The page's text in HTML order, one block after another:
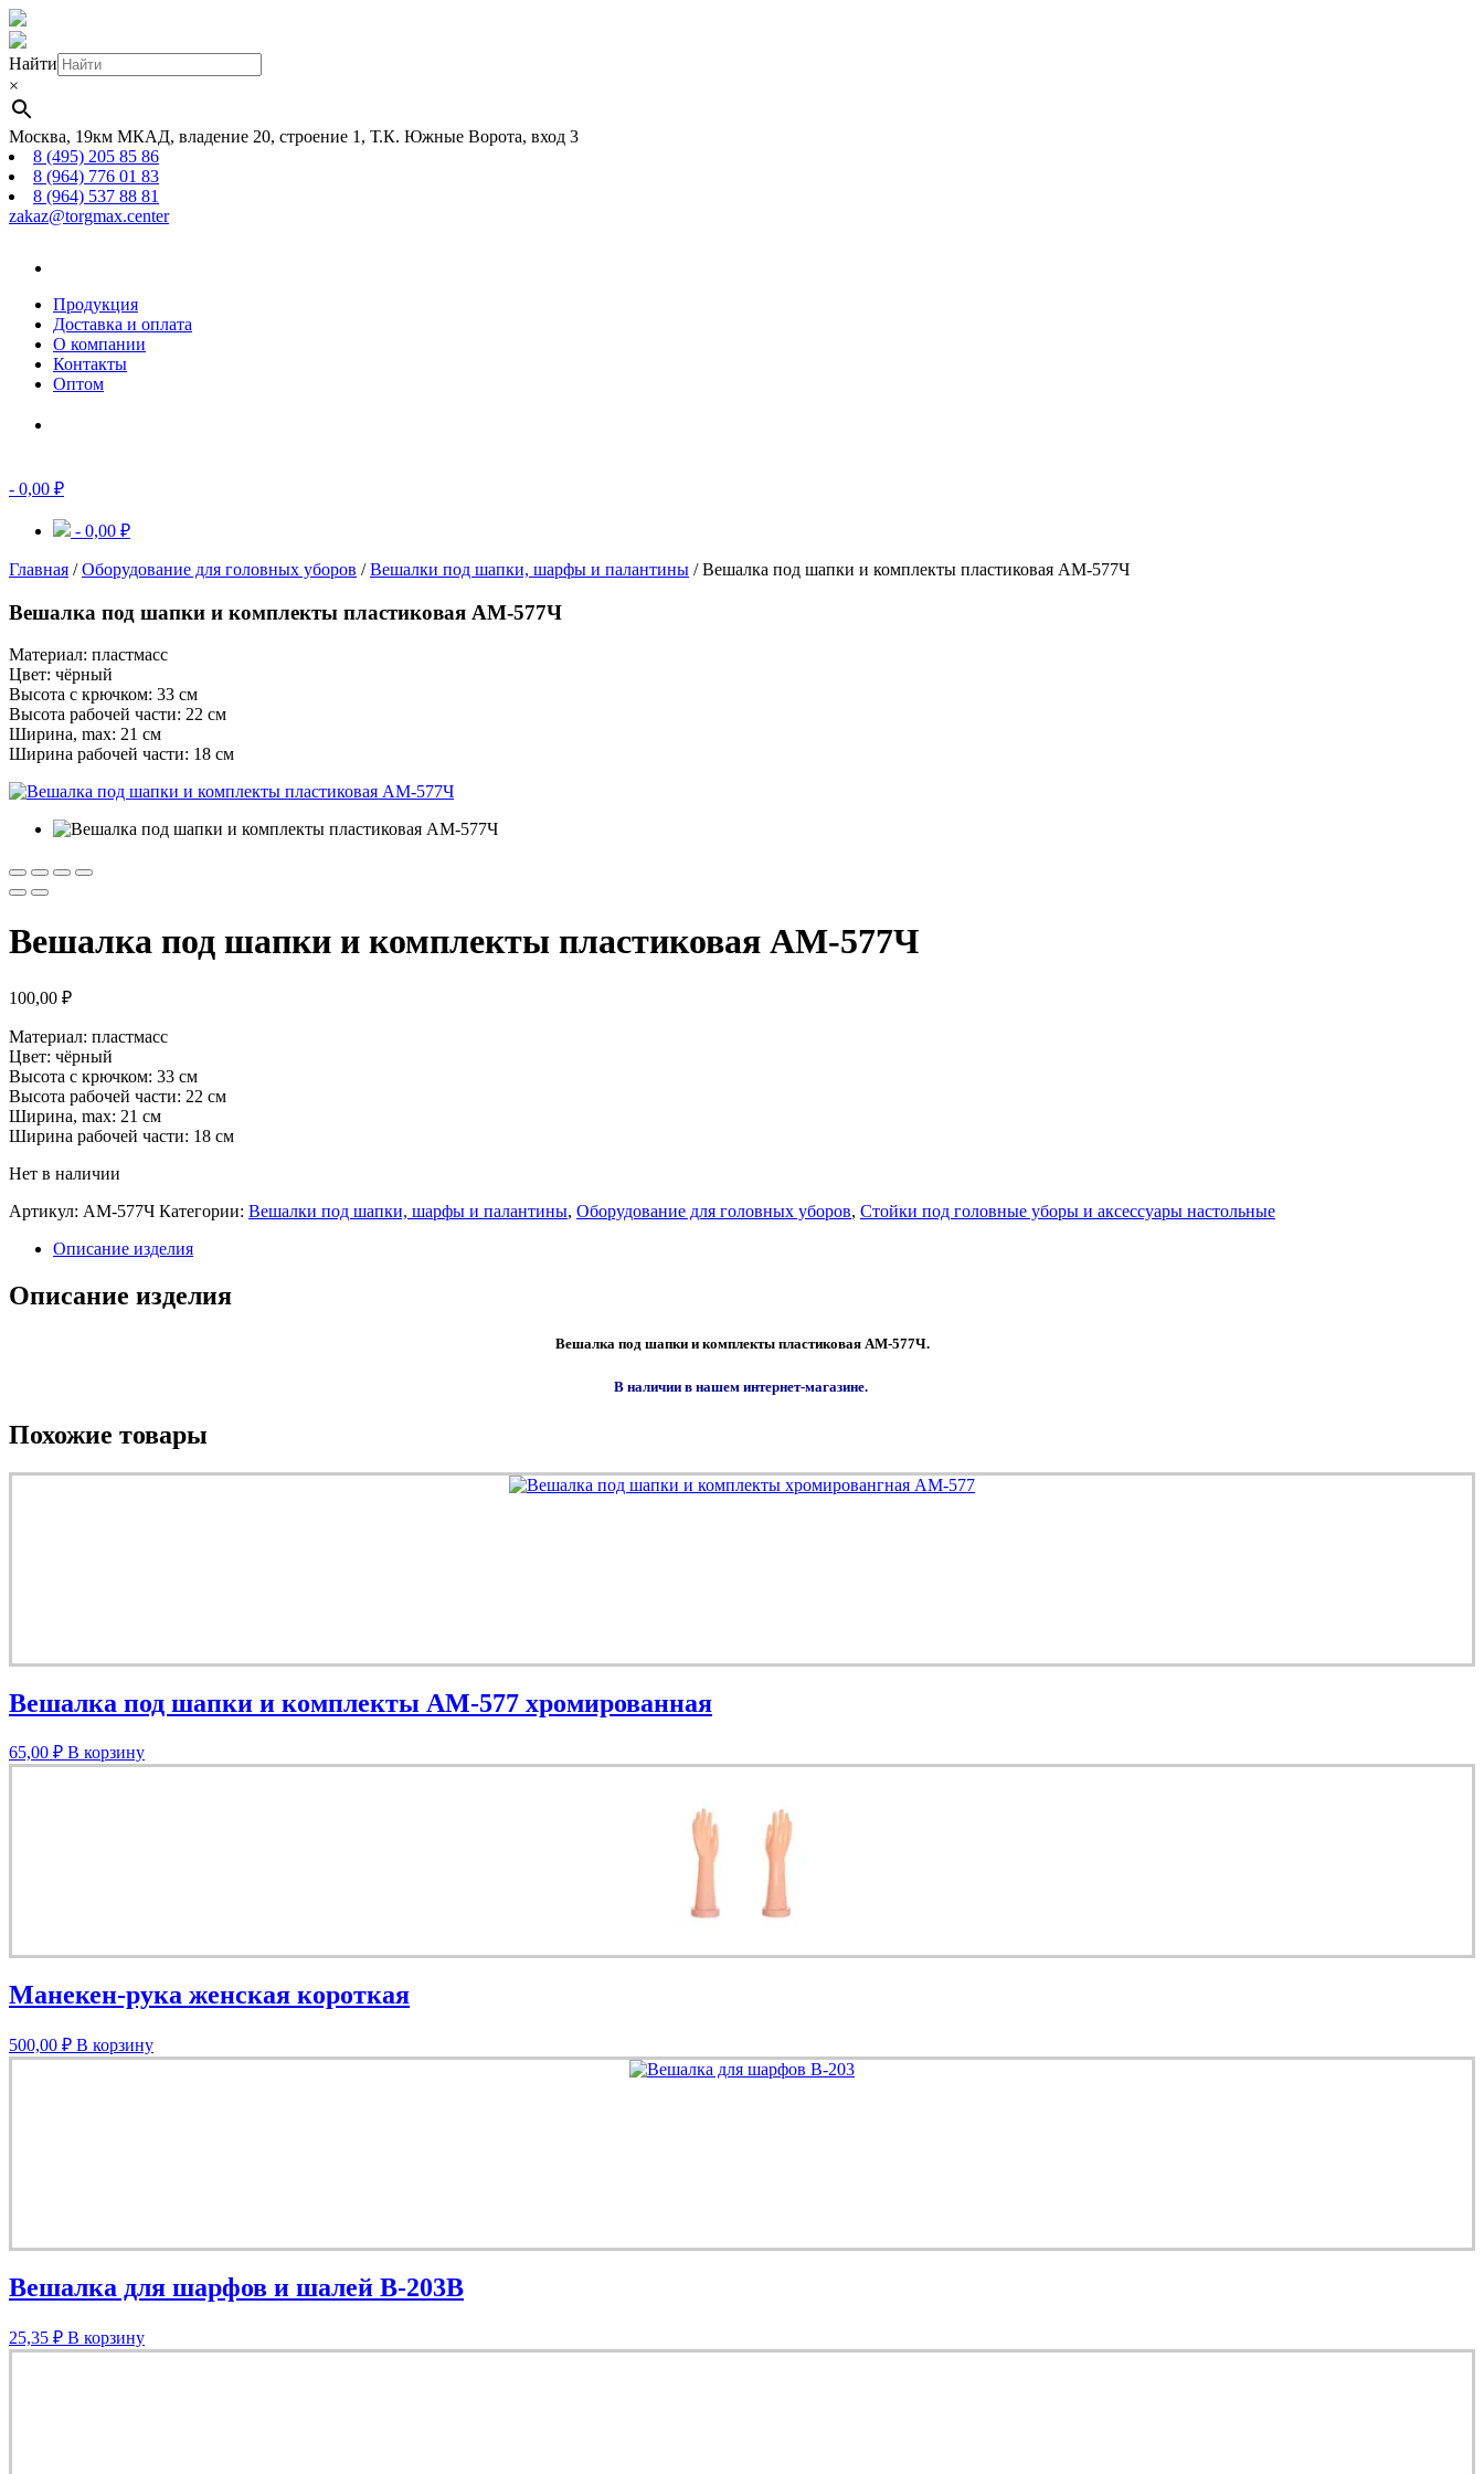
Найти
×
Москва, 19км МКАД, владение 20, строение 1, Т.К. Южные Ворота, вход 3
8 (495) 205 85 86
8 (964) 776 01 83
8 (964) 537 88 81
zakaz@torgmax.center
Продукция
Доставка и оплата
О компании
Контакты
Оптом
- 0,00 ₽
- 0,00 ₽
Главная /Оборудование для головных уборов /Вешалки под шапки, шарфы и палантины / Вешалка под шапки и комплекты пластиковая АМ-577Ч
Вешалка под шапки и комплекты пластиковая АМ-577Ч
Материал: пластмасс
Цвет: чёрный
Высота с крючком: 33 см
Высота рабочей части: 22 см
Ширина, max: 21 см
Ширина рабочей части: 18 см
Вешалка под шапки и комплекты пластиковая АМ-577Ч
100,00 ₽
Материал: пластмасс
Цвет: чёрный
Высота с крючком: 33 см
Высота рабочей части: 22 см
Ширина, max: 21 см
Ширина рабочей части: 18 см
Нет в наличии
Артикул: АМ-577Ч Категории: Вешалки под шапки, шарфы и палантины, Оборудование для головных уборов, Стойки под головные уборы и аксесcуары настольные
Описание изделия
Описание изделия
Вешалка под шапки и комплекты пластиковая АМ-577Ч.
В наличии в нашем интернет-магазине.
Похожие товары
Вешалка под шапки и комплекты АМ-577 хромированная
65,00 ₽ В корзину
Манекен-рука женская короткая
500,00 ₽ В корзину
Вешалка для шарфов и шалей В-203В
25,35 ₽ В корзину